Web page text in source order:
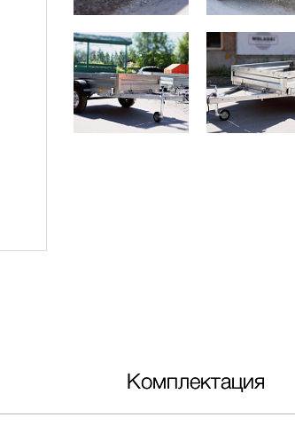
Комплектация